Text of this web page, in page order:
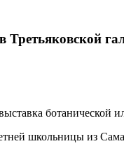
школьницы из